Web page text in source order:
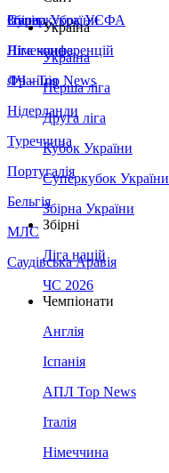
Збірна України
Італія
Німеччина
Франція
Нідерланди
Туреччина
Португалія
Бельгія
МЛС
Саудівська Аравія
Суперкубок УЄФА
Ліга конференцій
ЛЧ - Top News
Україна
Україна
Перша ліга
Друга ліга
Кубок України
Суперкубок України
Збірна України
Збірні
Ліга націй
ЧС 2026
Чемпіонати
Англія
Іспанія
АПЛ Top News
Італія
Німеччина